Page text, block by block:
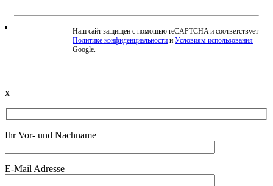
Beschwerde einreichen
Наш сайт защищен с помощью reCAPTCHA и соответствует
Политике конфиденциальности и Условиям использования
Google.
x
Ihr Vor- und Nachname
E-Mail Adresse